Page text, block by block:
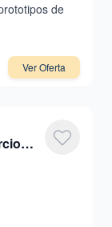
de
Ver Oferta